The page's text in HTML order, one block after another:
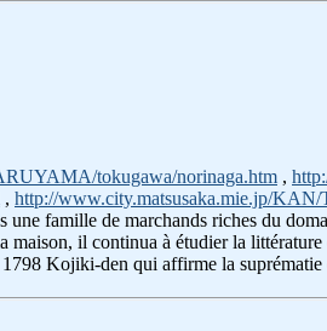
tokugawa/norinaga.htm ,
, http://www.city.matsusaka.mie.jp/
famille de marchands riches du
maison, il continua à étudier la
Kojiki-den qui affirme la